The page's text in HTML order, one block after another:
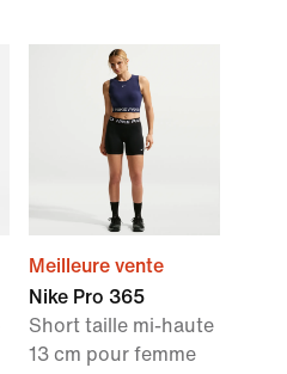
Meilleure vente
Nike Pro 365
Short taille mi-haute
13 cm pour femme